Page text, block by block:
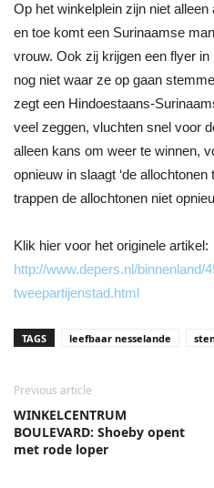
Op het winkelplein zijn niet
en toe komt een Surinaamse
vrouw. Ook zij krijgen een flyer
nog niet waar ze op gaan
zegt een Hindoestaans-
veel zeggen, vluchten snel voor
alleen kans om weer te winnen,
opnieuw in slaagt ‘de allochtonen
trappen de allochtonen niet
Klik hier voor het originele artikel:
http://www.depers.nl/binnenland/
tweepartijenstad.html
TAGS leefbaar nesselande
Previous article
WINKELCENTRUM
BOULEVARD: Shoeby opent
met rode loper